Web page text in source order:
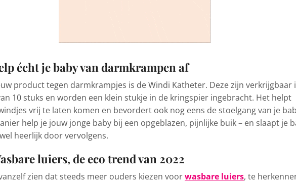
écht je baby van darmkrampen af
product tegen darmkrampjes is de Windi Katheter. Deze zijn verkrijgbaar
10 stuks en worden een klein stukje in de kringspier ingebracht. Het helpt
vrij te laten komen en bevordert ook nog eens de stoelgang van je
help je jouw jonge baby bij een opgeblazen, pijnlijke buik – en slaapt je
heerlijk door vervolgens.
luiers, de eco trend van 2022
zien dat steeds meer ouders kiezen voorwasbare luiers, te